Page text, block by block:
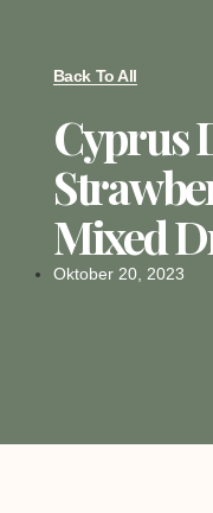
Back To All
Cyprus
Mixed
Oktober 20, 2023